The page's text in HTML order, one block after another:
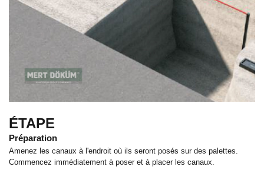
ÉTAPE
Préparation
Amenez les canaux à l'endroit où ils seront posés sur des palettes.
Commencez immédiatement à poser et à placer les canaux.